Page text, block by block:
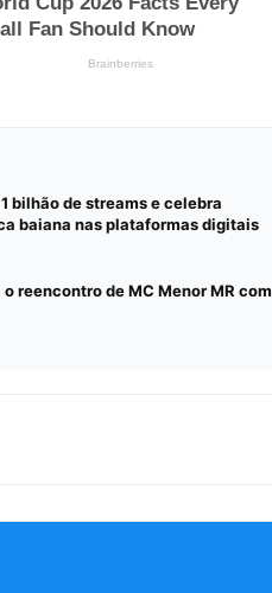
bilhão de streams e celebra
baiana nas plataformas digitais
reencontro de MC Menor MR com